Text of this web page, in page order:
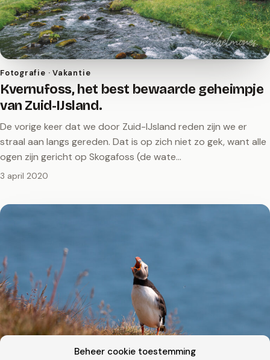
Beheer cookie toestemming
Fotografie · Vakantie
Kvernufoss, het best bewaarde geheimpje
van Zuid-IJsland.
De vorige keer dat we door Zuid-IJsland reden zijn we er
straal aan langs gereden. Dat is op zich niet zo gek, want alle
ogen zijn gericht op Skogafoss (de wate…
3 april 2020